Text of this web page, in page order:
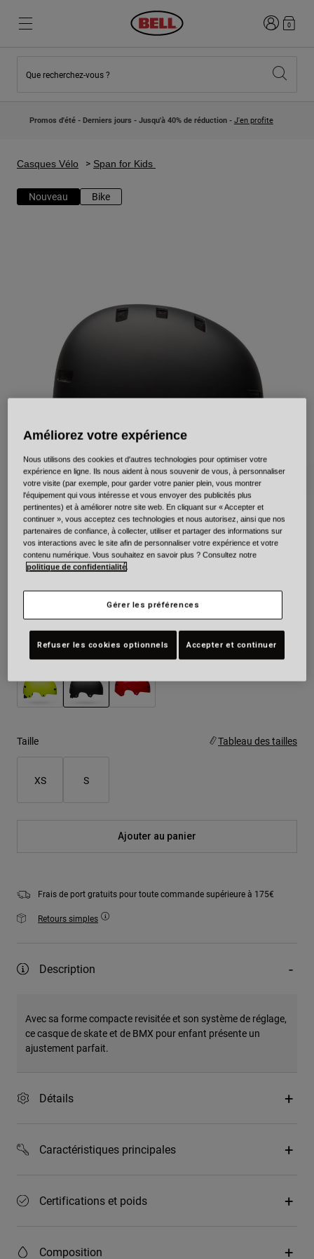
Nouveautés
Casques Motocross Enfant
Explorez Moto
Motocross
Adventure
Rétro
Nouveautés
Lifestyle
Urbain
Pièces détachées
Voir tout
Connexion
0
Que recherchez-vous ?
Promos d'été - Derniers jours - Jusqu'à 40% de réduction - J'en profite
Casques Vélo Span for Kids
Nouveau Bike
Span for Kids
Article n°40840
Couleur -Noir mat
Taille Tableau des tailles
XS S
Ajouter au panier
Frais de port gratuits pour toute commande supérieure à 175€
Retours simples
Description
Avec sa forme compacte revisitée et son système de réglage,
ce casque de skate et de BMX pour enfant présente un
ajustement parfait.
Détails
Caractéristiques principales
Certifications et poids
Composition
Améliorez votre expérience
Nous utilisons des cookies et d'autres technologies pour optimiser votre
expérience en ligne. Ils nous aident à nous souvenir de vous, à personnaliser
votre visite (par exemple, pour garder votre panier plein, vous montrer
l'équipement qui vous intéresse et vous envoyer des publicités plus
pertinentes) et à améliorer notre site web. En cliquant sur « Accepter et
continuer », vous acceptez ces technologies et nous autorisez, ainsi que nos
partenaires de confiance, à collecter, utiliser et partager des informations sur
vos interactions avec le site afin de personnaliser votre expérience et votre
contenu numérique. Vous souhaitez en savoir plus ? Consultez notre
politique de confidentialité.
Gérer les préférences
Refuser les cookies optionnels Accepter et continuer